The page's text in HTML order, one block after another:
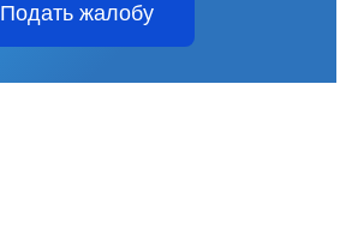
Подать жалобу